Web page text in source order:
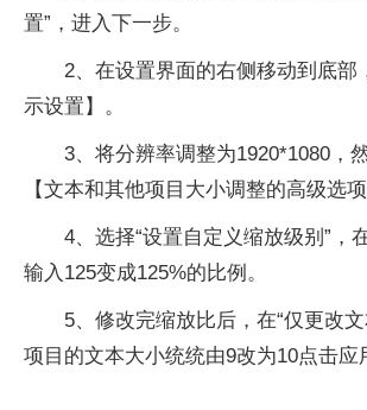
置”，进入下一步。
2、在设置界面的右侧移动到底部
示设置】。
3、将分辨率调整为1920*1080，
【文本和其他项目大小调整的高级选项
4、选择“设置自定义缩放级别”，
输入125变成125%的比例。
5、修改完缩放比后，在“仅更改
项目的文本大小统统由9改为10点击应